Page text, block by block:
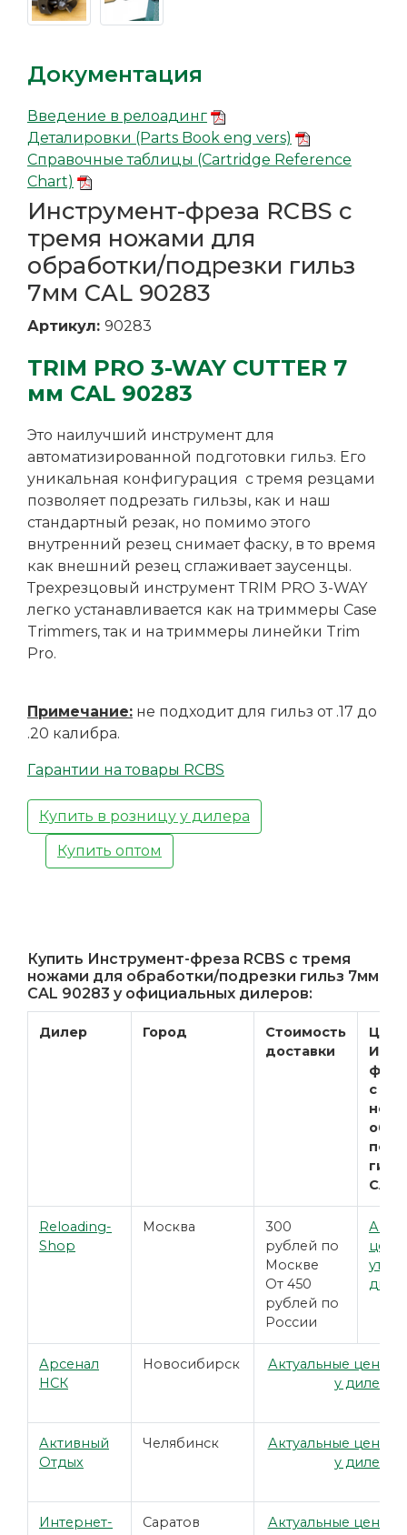
Документация
Введение в релоадинг
Деталировки (Parts Book eng vers)
Справочные таблицы (Cartridge Reference
Chart)
Инструмент-фреза RCBS с
тремя ножами для
обработки/подрезки гильз
7мм CAL 90283
Артикул: 90283
TRIM PRO 3-WAY CUTTER 7
мм CAL 90283
Это наилучший инструмент для
автоматизированной подготовки гильз. Его
уникальная конфигурация с тремя резцами
позволяет подрезать гильзы, как и наш
стандартный резак, но помимо этого
внутренний резец снимает фаску, в то время
как внешний резец сглаживает заусенцы.
Трехрезцовый инструмент TRIM PRO 3-WAY
легко устанавливается как на триммеры Case
Trimmers, так и на триммеры линейки Trim
Pro.
Примечание: не подходит для гильз от .17 до
.20 калибра.
Гарантии на товары RCBS
Купить в розницу у дилера
Купить оптом
Купить Инструмент-фреза RCBS с тремя
ножами для обработки/подрезки гильз 7мм
CAL 90283 у официальных дилеров:
Дилер Город
Стоимость
доставки
с
CAL
Reloading-
Shop
Москва
300
рублей по
Москве
От 450
рублей по
России
цены
Арсенал
НСК
Новосибирск
Актуальные цены
у дилера
Активный
Отдых
Челябинск
Актуальные цены
у дилера
Интернет-
Саратов
Актуальные цены